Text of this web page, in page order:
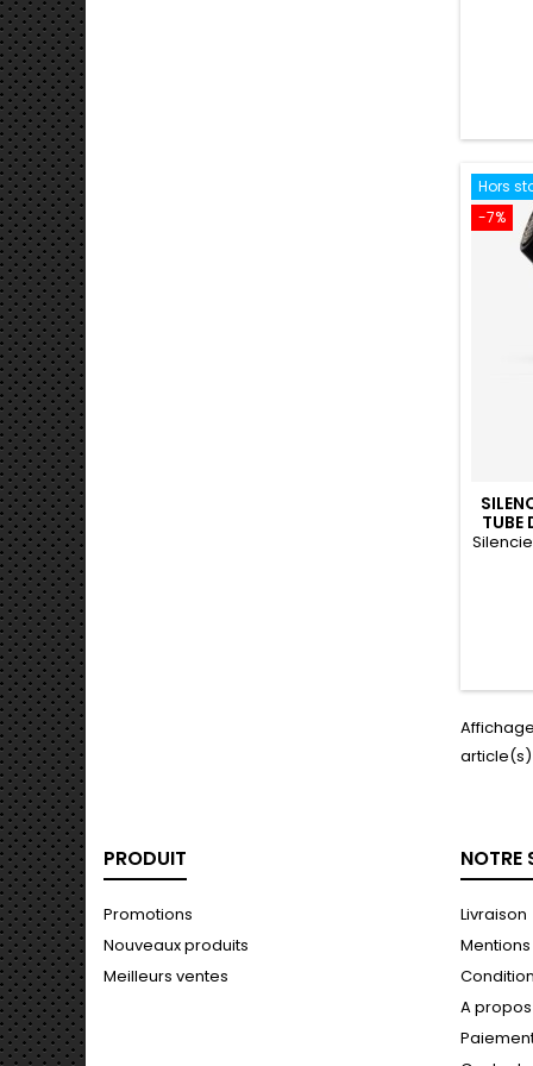
Hors
-7%
TUBE
article(s)
PRODUIT
Promotions
Nouveaux produits
Meilleurs ventes
NOTRE
Livraison
A propos